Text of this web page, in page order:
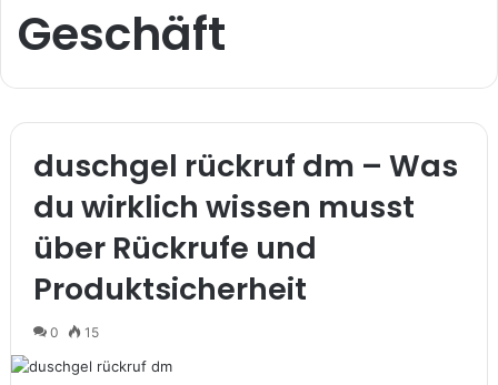
Geschäft
duschgel rückruf dm – Was
du wirklich wissen musst
über Rückrufe und
Produktsicherheit
0 15